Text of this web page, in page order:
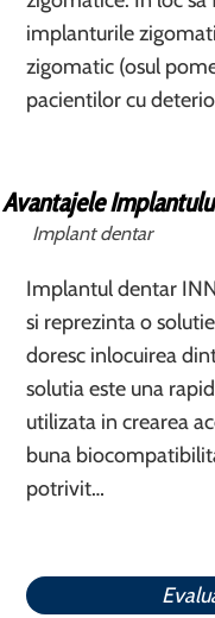
implanturile
zigomatic (osul
pacientilor cu
Avantajele
Implant dentar
Implantul dentar
si reprezinta o
doresc inlocuirea
solutia este una
utilizata in crearea
buna
potrivit…